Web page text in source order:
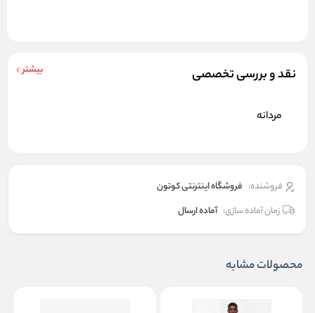
نقد و بررسی تخصصی بیشتر
مردانه
فروشنده: فروشگاه اینترنتی کوتون
زمان آماده سازی: آماده ارسال
محصولات مشابه